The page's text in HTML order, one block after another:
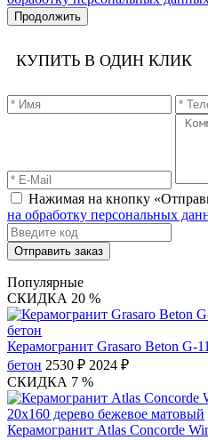
Продолжить
КУПИТЬ В ОДИН КЛИК
Нажимая на кнопку
на обработку персональных
Отправить заказ
Популярные
СКИДКА 20 %
Керамогранит Grasaro Beton G-
бетон 2530 ₽ 2024 ₽
СКИДКА 7 %
Керамогранит Atlas Concorde